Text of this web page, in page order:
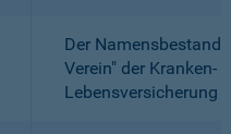
Der
Verein" der Kranken-
Lebensversicherung